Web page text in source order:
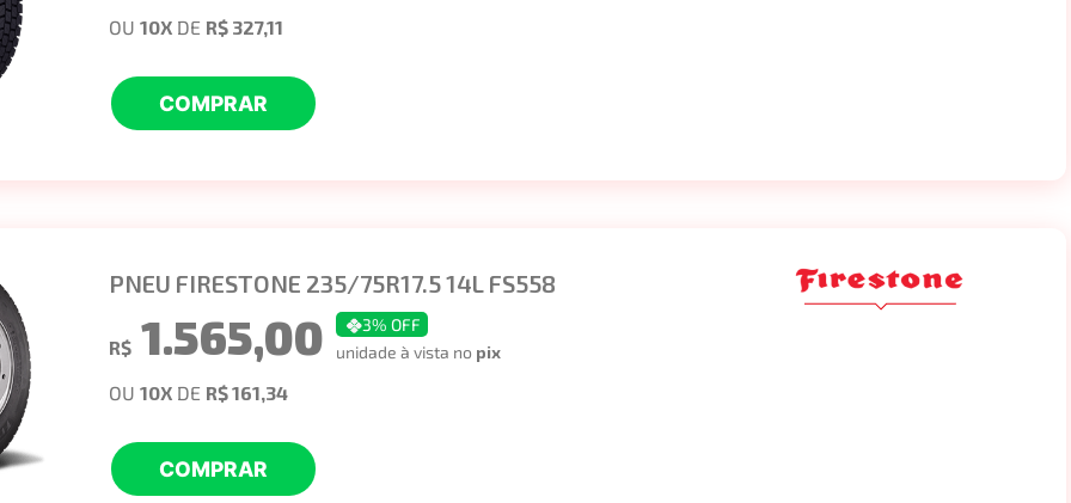
OU 10X DE R$ 327,11
COMPRAR
PNEU FIRESTONE 235/75R17.5 14L FS558
R$ 1.565,00 3% OFF
unidade à vista no pix
OU 10X DE R$ 161,34
COMPRAR